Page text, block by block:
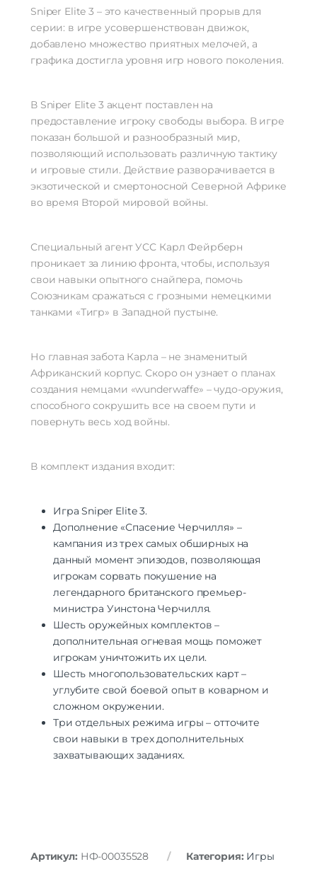
Sniper Elite 3 – это качественный прорыв для
серии: в игре усовершенствован движок,
добавлено множество приятных мелочей, а
графика достигла уровня игр нового поколения.
В Sniper Elite 3 акцент поставлен на
предоставление игроку свободы выбора. В игре
показан большой и разнообразный мир,
позволяющий использовать различную тактику
и игровые стили. Действие разворачивается в
экзотической и смертоносной Северной Африке
во время Второй мировой войны.
Специальный агент УСС Карл Фейрберн
проникает за линию фронта, чтобы, используя
свои навыки опытного снайпера, помочь
Союзникам сражаться с грозными немецкими
танками «Тигр» в Западной пустыне.
Но главная забота Карла – не знаменитый
Африканский корпус. Скоро он узнает о планах
создания немцами «wunderwaffe» – чудо-оружия,
способного сокрушить все на своем пути и
повернуть весь ход войны.
В комплект издания входит:
Игра Sniper Elite 3.
Дополнение «Спасение Черчилля» –
кампания из трех самых обширных на
данный момент эпизодов, позволяющая
игрокам сорвать покушение на
легендарного британского премьер-
министра Уинстона Черчилля.
Шесть оружейных комплектов –
дополнительная огневая мощь поможет
игрокам уничтожить их цели.
Шесть многопользовательских карт –
углубите свой боевой опыт в коварном и
сложном окружении.
Три отдельных режима игры – отточите
свои навыки в трех дополнительных
захватывающих заданиях.
Артикул: НФ-00035528 Категория: Игры